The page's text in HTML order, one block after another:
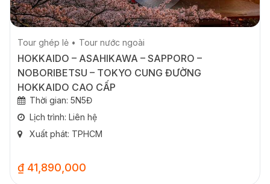
Tour ghép lẻ Tour nước ngoài
HOKKAIDO – ASAHIKAWA – SAPPORO –
NOBORIBETSU – TOKYO CUNG ĐƯỜNG
HOKKAIDO CAO CẤP
Thời gian: 5N5Đ
Lịch trình: Liên hệ
Xuất phát: TPHCM
₫ 41,890,000